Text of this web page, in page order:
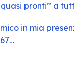
pronti” a
in mia